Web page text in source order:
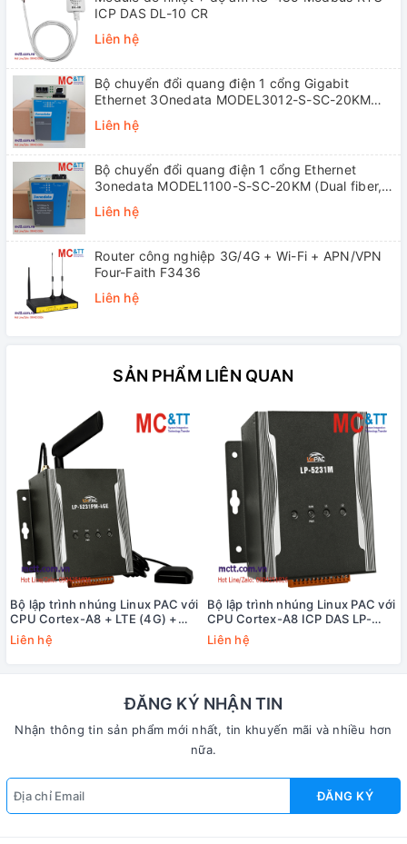
ICP DAS DL-10 CR
Liên hệ
Bộ chuyển đổi quang điện 1 cổng Gigabit
Ethernet 3Onedata MODEL3012-S-SC-20KM
Liên hệ
Bộ chuyển đổi quang điện 1 cổng Ethernet
3onedata MODEL1100-S-SC-20KM (Dual fiber,
Liên hệ
Router công nghiệp 3G/4G + Wi-Fi + APN/VPN
Four-Faith F3436
Liên hệ
SẢN PHẨM LIÊN QUAN
Bộ lập trình nhúng Linux PAC với
CPU Cortex-A8 + LTE (4G) +
GPS ICP DAS LP-5231PM-4GE
CR
Liên hệ
Bộ lập trình nhúng Linux PAC với
CPU Cortex-A8 ICP DAS LP-
5231M CR
Liên hệ
ĐĂNG KÝ NHẬN TIN
Nhận thông tin sản phẩm mới nhất, tin khuyến mãi và nhiều hơn
nữa.
ĐĂNG KÝ